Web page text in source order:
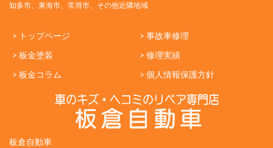
知多市、東海市、常滑市、その他近隣地域
> トップページ
> 事故車修理
> 板金塗装
> 修理実績
> 板金コラム
> 個人情報保護方針
板倉自動車